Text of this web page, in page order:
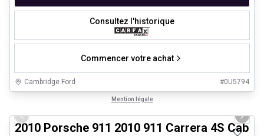
Consultez l'historique
Commencer votre achat
Cambridge Ford #0U5794
Mention légale
Previous slide Next
2010 Porsche 911 2010 911 Carrera 4S